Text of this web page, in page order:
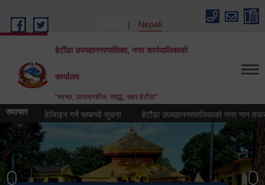
Nepali
हेटौंडा उपमहानगरपालिका, नगर कार्यपालिकाको
कार्यालय
"स्वच्छ, उत्पादनशील, समृद्ध, सहर हेटौंडा"
समाचारडिजिाइन गर्ने सम्बन्धी सूचना हेटौंडा उपमहानगरपालिकाको नगर गान तयार